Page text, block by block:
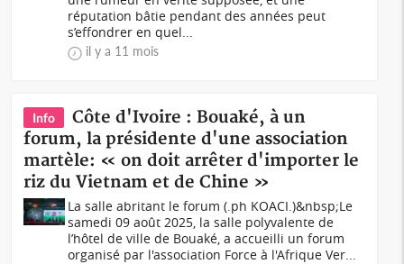
réputation bâtie pendant des années peut
s’effondrer en quel...
il y a 11 mois
Info
Côte d'Ivoire : Bouaké, à un
forum, la présidente d'une association
martèle: « on doit arrêter d'importer le
riz du Vietnam et de Chine »
La salle abritant le forum (.ph KOACI.)&nbsp;Le
samedi 09 août 2025, la salle polyvalente de
l’hôtel de ville de Bouaké, a accueilli un forum
organisé par l'association Force à l'Afrique Ver...